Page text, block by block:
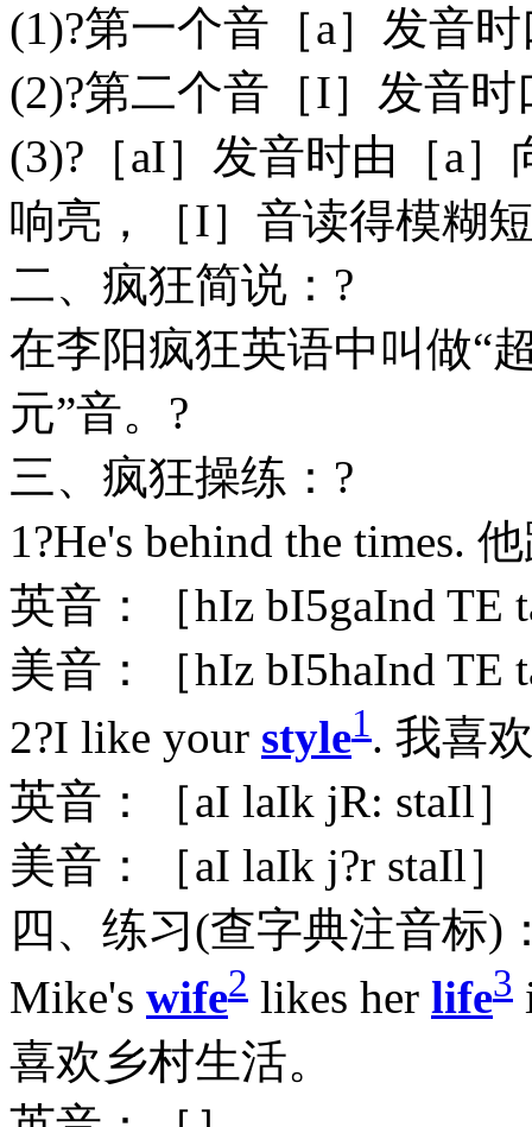
(1)?第一个音［a］发音
(2)?第二个音［I］发音
(3)?［aI］发音时由［a
响亮，［I］音读得模糊
二、疯狂简说：?
在李阳疯狂英语中叫做“
元”音。?
三、疯狂操练：?
1?He's behind the times.
英音：［hIz bI5gaInd TE
美音：［hIz bI5haInd TE
2?I like your style1. 我喜
英音：［aI laIk jR: staIl］
美音：［aI laIk j?r staIl］
四、练习(查字典注音标)
Mike's wife2 likes her life3
喜欢乡村生活。